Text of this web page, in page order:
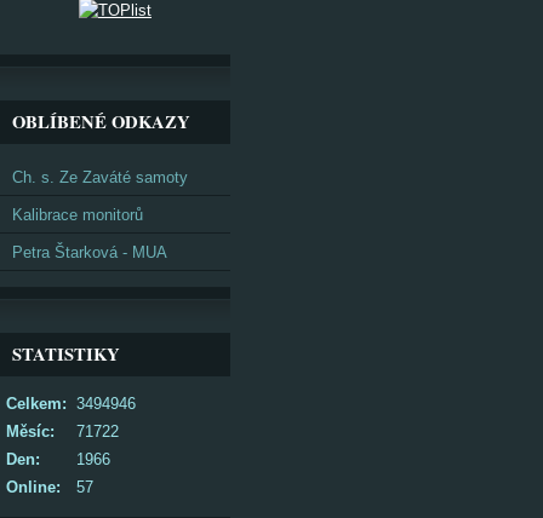
OBLÍBENÉ ODKAZY
Ch. s. Ze Zaváté samoty
Kalibrace monitorů
Petra Štarková - MUA
STATISTIKY
Online: 57
Celkem: 3494946
Měsíc:
71722
Den:
1966